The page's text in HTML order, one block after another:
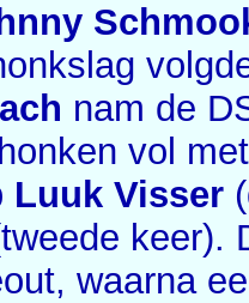
nam de
vol
Luuk Visser
keer).
waarna